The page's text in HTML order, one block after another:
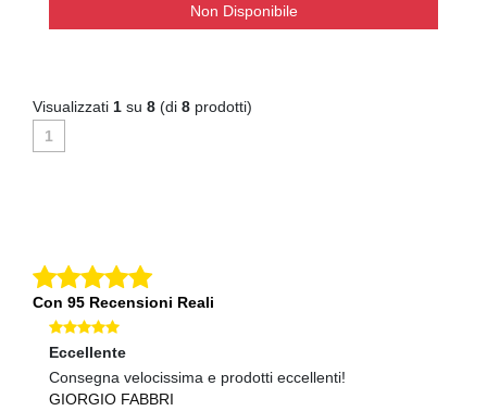
Non Disponibile
Visualizzati 1 su 8 (di 8 prodotti)
1
Con 95 Recensioni Reali
Eccellente
Consegna velocissima e prodotti eccellenti!
GIORGIO FABBRI